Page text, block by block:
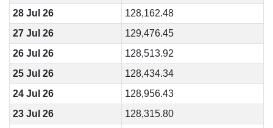
28 Jul 26
128,162.48
27 Jul 26
129,476.45
26 Jul 26
128,513.92
25 Jul 26
128,434.34
24 Jul 26
128,956.43
23 Jul 26
128,315.80